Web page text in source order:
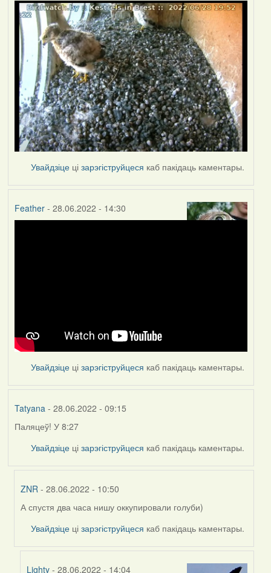
Увайдзіце цізарэгіструйцеся каб пакідаць каментары.
Feather- 28.06.2022 - 14:30
Увайдзіце цізарэгіструйцеся каб пакідаць каментары.
Tatyana - 28.06.2022 - 09:15
Паляцеў! У 8:27
Увайдзіце цізарэгіструйцеся каб пакідаць каментары.
ZNR - 28.06.2022 - 10:50
In
reply
by
А спустя два часа нишу оккупировали голуби)
Увайдзіце цізарэгіструйцеся каб пакідаць каментары.
Lighty - 28.06.2022 - 14:04